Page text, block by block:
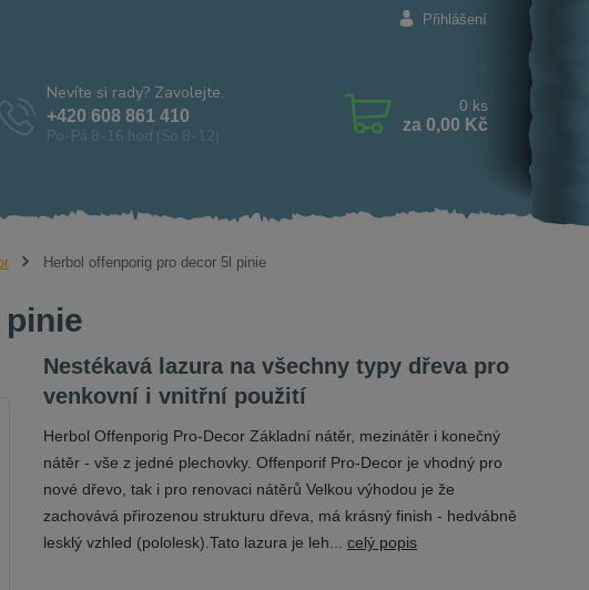
Přihlášení
Nevíte si rady? Zavolejte.
+420 608 861 410
Po-Pá 8-16 hod (So 8-12)
0 ks
za 0,00 Kč
Herbol offenporig pro decor 5l pinie
Nestékavá lazura na všechny typy dřeva pro
venkovní i vnitřní použití
Herbol Offenporig Pro-Decor Základní nátěr, mezinátěr i konečný
nátěr - vše z jedné plechovky. Offenporif Pro-Decor je vhodný pro
nové dřevo, tak i pro renovaci nátěrů Velkou výhodou je že
zachovává přirozenou strukturu dřeva, má krásný finish - hedvábně
lesklý vzhled (pololesk).Tato lazura je leh... celý popis